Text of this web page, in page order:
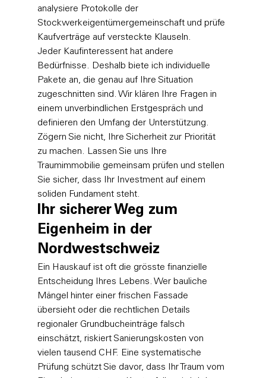
analysiere Protokolle der
Stockwerkeigentümergemeinschaft und prüfe
Kaufverträge auf versteckte Klauseln.
Jeder Kaufinteressent hat andere
Bedürfnisse. Deshalb biete ich individuelle
Pakete an, die genau auf Ihre Situation
zugeschnitten sind. Wir klären Ihre Fragen in
einem unverbindlichen Erstgespräch und
definieren den Umfang der Unterstützung.
Zögern Sie nicht, Ihre Sicherheit zur Priorität
zu machen. Lassen Sie uns Ihre
Traumimmobilie gemeinsam prüfen und stellen
Sie sicher, dass Ihr Investment auf einem
soliden Fundament steht.
Ihr sicherer Weg zum
Eigenheim in der
Nordwestschweiz
Ein Hauskauf ist oft die grösste finanzielle
Entscheidung Ihres Lebens. Wer bauliche
Mängel hinter einer frischen Fassade
übersieht oder die rechtlichen Details
regionaler Grundbucheinträge falsch
einschätzt, riskiert Sanierungskosten von
vielen tausend CHF. Eine systematische
Prüfung schützt Sie davor, dass Ihr Traum vom